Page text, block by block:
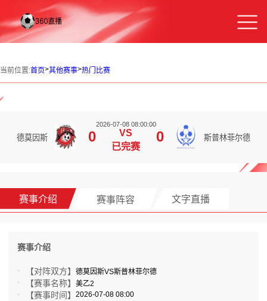
当前位置:首页>其他赛事>热门比赛
德莫因斯 0
2026-07-08 08:00:00
VS
已完赛
0 斯普林菲尔德
赛事介绍 赛事阵容 文字直播
赛事介绍
【对阵双方】德莫因斯VS斯普林菲尔德
【赛事名称】美乙2
【赛事时间】2026-07-08 08:00